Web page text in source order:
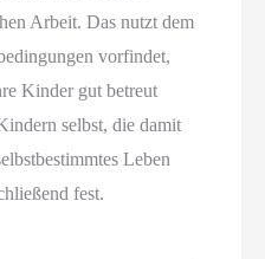
Arbeit. Das nutzt dem
vorfindet,
Kinder gut betreut
selbst, die damit
Leben
fest.